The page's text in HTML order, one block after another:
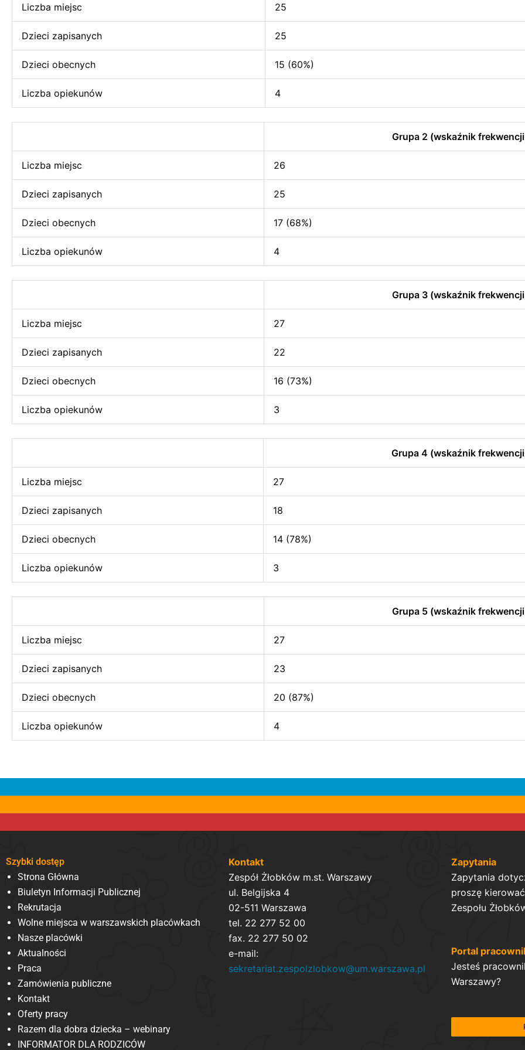
Liczba miejsc 25
Dzieci zapisanych 25
Dzieci obecnych 15 (60%)
Liczba opiekunów 4
Grupa 2 (wskaźnik
Liczba miejsc 26
Dzieci zapisanych 25
Dzieci obecnych 17 (68%)
Liczba opiekunów 4
Grupa 3 (wskaźnik
Liczba miejsc 27
Dzieci zapisanych 22
Dzieci obecnych 16 (73%)
Liczba opiekunów 3
Grupa 4 (wskaźnik
Liczba miejsc 27
Dzieci zapisanych 18
Dzieci obecnych 14 (78%)
Liczba opiekunów 3
Grupa 5 (wskaźnik
Liczba miejsc 27
Dzieci zapisanych 23
Dzieci obecnych 20 (87%)
Liczba opiekunów 4
Szybki dostęp
Strona Główna
Biuletyn Informacji Publicznej
Rekrutacja
Wolne miejsca w warszawskich placówkach
Nasze placówki
Aktualności
Praca
Zamówienia publiczne
Kontakt
Oferty pracy
Razem dla dobra dziecka – webinary
INFORMATOR DLA RODZICÓW
Kontakt
Zespół Żłobków m.st. Warszawy
ul. Belgijska 4
02-511 Warszawa
tel. 22 277 52 00
fax. 22 277 50 02
e-mail:
sekretariat.zespolzlobkow@um.warszawa.pl
Zapytania
Zapytania
proszę
Zespołu
Portal
Jesteś
Warszawy?